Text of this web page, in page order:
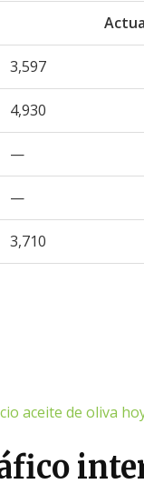
3,597
4,930
—
—
3,710
aceite de oliva